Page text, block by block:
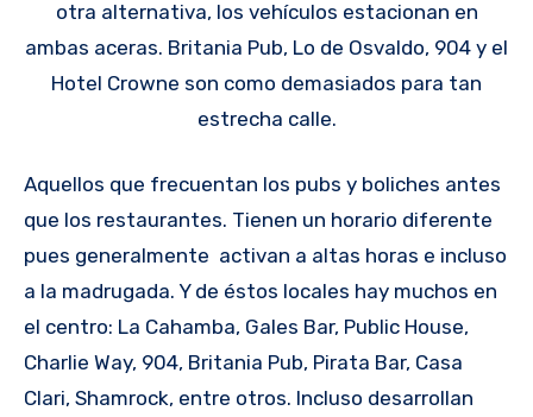
otra alternativa, los vehículos estacionan en
ambas aceras. Britania Pub, Lo de Osvaldo, 904 y el
Hotel Crowne son como demasiados para tan
estrecha calle.
Aquellos que frecuentan los pubs y boliches antes
que los restaurantes. Tienen un horario diferente
pues generalmente activan a altas horas e incluso
a la madrugada. Y de éstos locales hay muchos en
el centro: La Cahamba, Gales Bar, Public House,
Charlie Way, 904, Britania Pub, Pirata Bar, Casa
Clari, Shamrock, entre otros. Incluso desarrollan